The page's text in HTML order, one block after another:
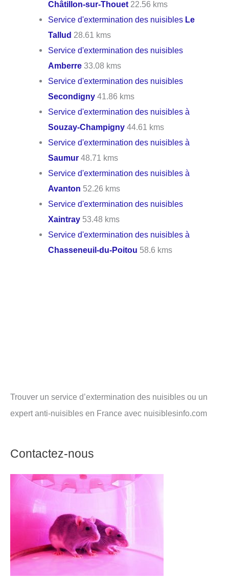
Châtillon-sur-Thouet 22.56 kms
Service d'extermination des nuisibles Le
Tallud 28.61 kms
Service d'extermination des nuisibles
Amberre 33.08 kms
Service d'extermination des nuisibles
Secondigny 41.86 kms
Service d'extermination des nuisibles à
Souzay-Champigny 44.61 kms
Service d'extermination des nuisibles à
Saumur 48.71 kms
Service d'extermination des nuisibles à
Avanton 52.26 kms
Service d'extermination des nuisibles
Xaintray 53.48 kms
Service d'extermination des nuisibles à
Chasseneuil-du-Poitou 58.6 kms
Trouver un service d’extermination des nuisibles ou un
expert anti-nuisibles en France avec nuisiblesinfo.com
Contactez-nous